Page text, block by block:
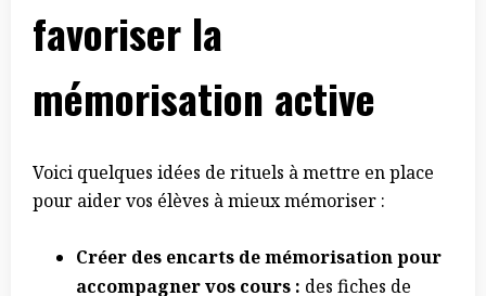
favoriser la
mémorisation active
Voici quelques idées de rituels à mettre en place
pour aider vos élèves à mieux mémoriser :
Créer des encarts de mémorisation pour
accompagner vos cours : des fiches de